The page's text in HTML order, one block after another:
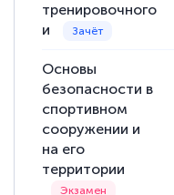
тренировочного
и
Основы
безопасности в
спортивном
сооружении и
на его
территории